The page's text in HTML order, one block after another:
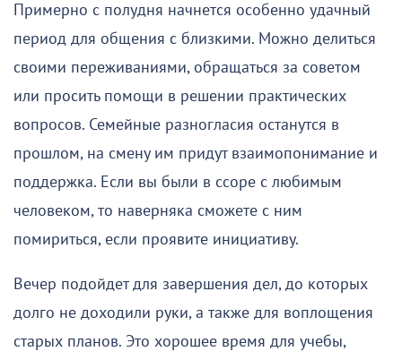
Примерно с полудня начнется особенно удачный
период для общения с близкими. Можно делиться
своими переживаниями, обращаться за советом
или просить помощи в решении практических
вопросов. Семейные разногласия останутся в
прошлом, на смену им придут взаимопонимание и
поддержка. Если вы были в ссоре с любимым
человеком, то наверняка сможете с ним
помириться, если проявите инициативу.
Вечер подойдет для завершения дел, до которых
долго не доходили руки, а также для воплощения
старых планов. Это хорошее время для учебы,